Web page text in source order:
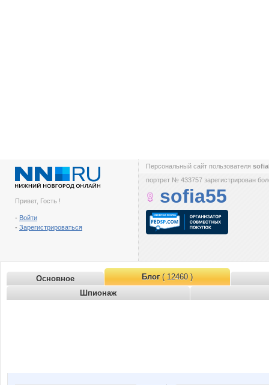
Привет, Гость !
- Войти
- Зарегистрироваться
Персональный сайт пользователя
портрет № 433757 зарегистрирован
sofia55
Основное Блог( 12460 )
Шпионаж